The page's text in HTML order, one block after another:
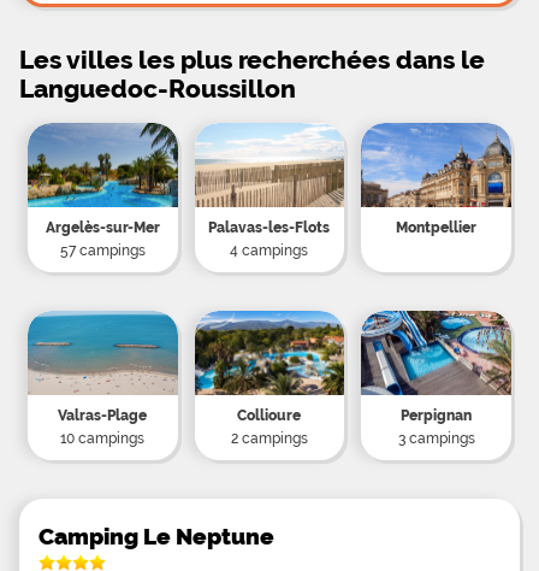
Les villes les plus recherchées dans le
Languedoc-Roussillon
Argelès-sur-Mer
57 campings
Palavas-les-Flots
4 campings
Montpellier
Valras-Plage
10 campings
Collioure
2 campings
Perpignan
3 campings
Camping Le Neptune